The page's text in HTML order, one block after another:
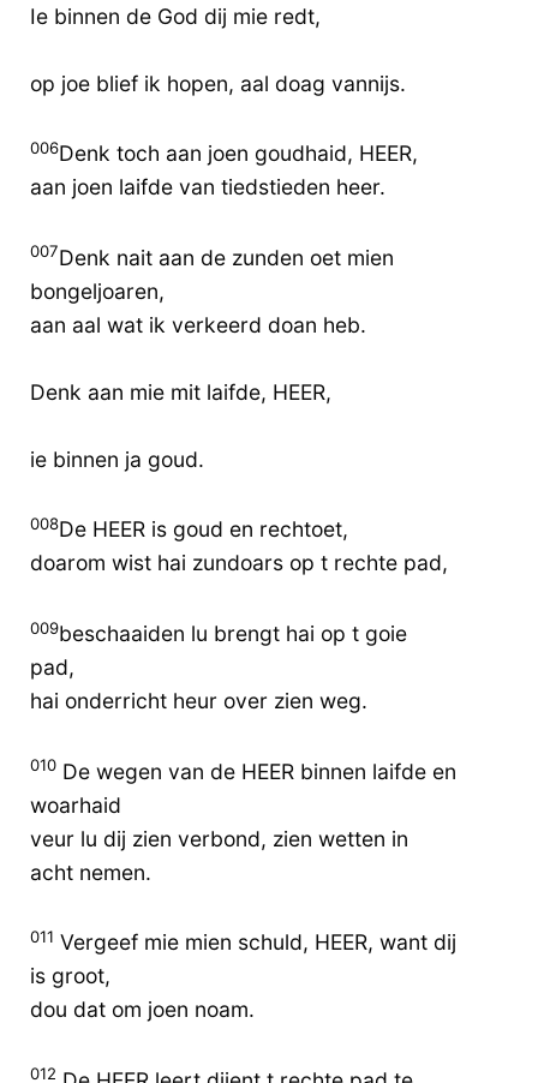
Ie binnen de God dij mie redt,
op joe blief ik hopen, aal doag vannijs.
006Denk toch aan joen goudhaid, HEER,
aan joen laifde van tiedstieden heer.
007Denk nait aan de zunden oet mien
bongeljoaren,
aan aal wat ik verkeerd doan heb.
Denk aan mie mit laifde, HEER,
ie binnen ja goud.
008De HEER is goud en rechtoet,
doarom wist hai zundoars op t rechte pad,
009beschaaiden lu brengt hai op t goie
pad,
hai onderricht heur over zien weg.
010 De wegen van de HEER binnen laifde en
woarhaid
veur lu dij zien verbond, zien wetten in
acht nemen.
011 Vergeef mie mien schuld, HEER, want dij
is groot,
dou dat om joen noam.
012